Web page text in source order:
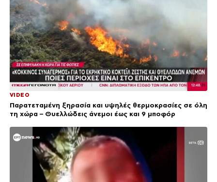
VIDEO
Παρατεταμένη ξηρασία και υψηλές θερμοκρασίες σε όλη
τη χώρα – Θυελλώδεις άνεμοι έως και 9 μποφόρ